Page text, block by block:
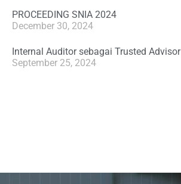
PROCEEDING SNIA 2024
December 30, 2024
Internal Auditor sebagai Trusted Advisor
September 25, 2024